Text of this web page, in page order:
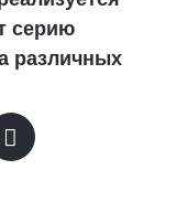
серию
различных